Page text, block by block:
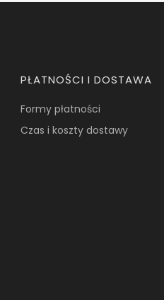
PŁATNOŚCI I DOSTAWA
Formy płatności
Czas i koszty dostawy